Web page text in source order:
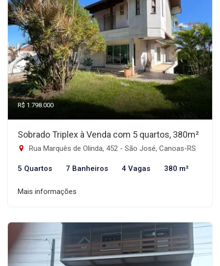
R$ 1.798.000
Sobrado Triplex à Venda com 5 quartos, 380m²
Rua Marquês de Olinda, 452 - São José, Canoas-RS
5 Quartos 7 Banheiros 4 Vagas 380 m²
Mais informações